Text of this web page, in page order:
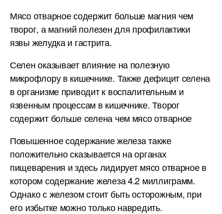
Мясо отварное содержит больше магния чем
творог, а магний полезен для профилактики
язвы желудка и гастрита.
Селен оказывает влияние на полезную
микрофлору в кишечнике. Также дефицит селена
в организме приводит к воспалительным и
язвенным процессам в кишечнике. Творог
содержит больше селена чем мясо отварное
Повышенное содержание железа также
положительно сказывается на органах
пищеварения и здесь лидирует мясо отварное в
котором содержание железа 4.2 миллиграмм.
Однако с железом стоит быть осторожным, при
его избытке можно только навредить.